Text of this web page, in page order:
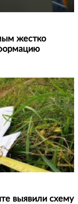
жестко
выявили схему